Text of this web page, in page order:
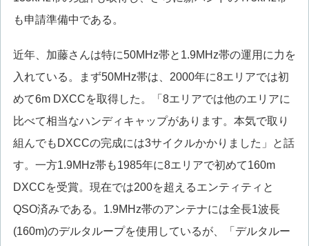
も申請準備中である。
近年、加藤さんは特に50MHz帯と1.9MHz帯の運用に力を
入れている。まず50MHz帯は、2000年に8エリアでは初
めて6m DXCCを取得した。「8エリアでは他のエリアに
比べて相当なハンディキャップがあります。本気で取り
組んでもDXCCの完成には3サイクルかかりました」と話
す。一方1.9MHz帯も1985年に8エリアで初めて160m
DXCCを受賞。現在では200を超えるエンティティと
QSO済みである。1.9MHz帯のアンテナには全長1波長
(160m)のデルタループを使用しているが、「デルタルー